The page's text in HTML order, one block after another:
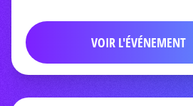
VOIR L'ÉVÉNEMENT